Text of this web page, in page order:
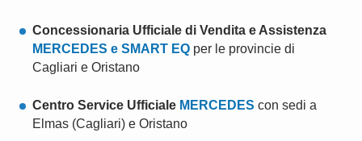
Concessionaria Ufficiale di Vendita e Assistenza
MERCEDES e SMART EQ per le provincie di
Cagliari e Oristano
Centro Service Ufficiale MERCEDES con sedi a
Elmas (Cagliari) e Oristano